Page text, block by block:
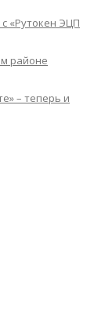
«Рутокен ЭЦП
районе
– теперь и